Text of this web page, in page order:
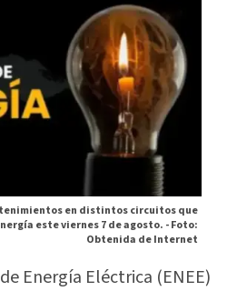
en distintos circuitos que
este viernes 7 de agosto. -Foto:
Obtenida de Internet
Energía Eléctrica (ENEE)